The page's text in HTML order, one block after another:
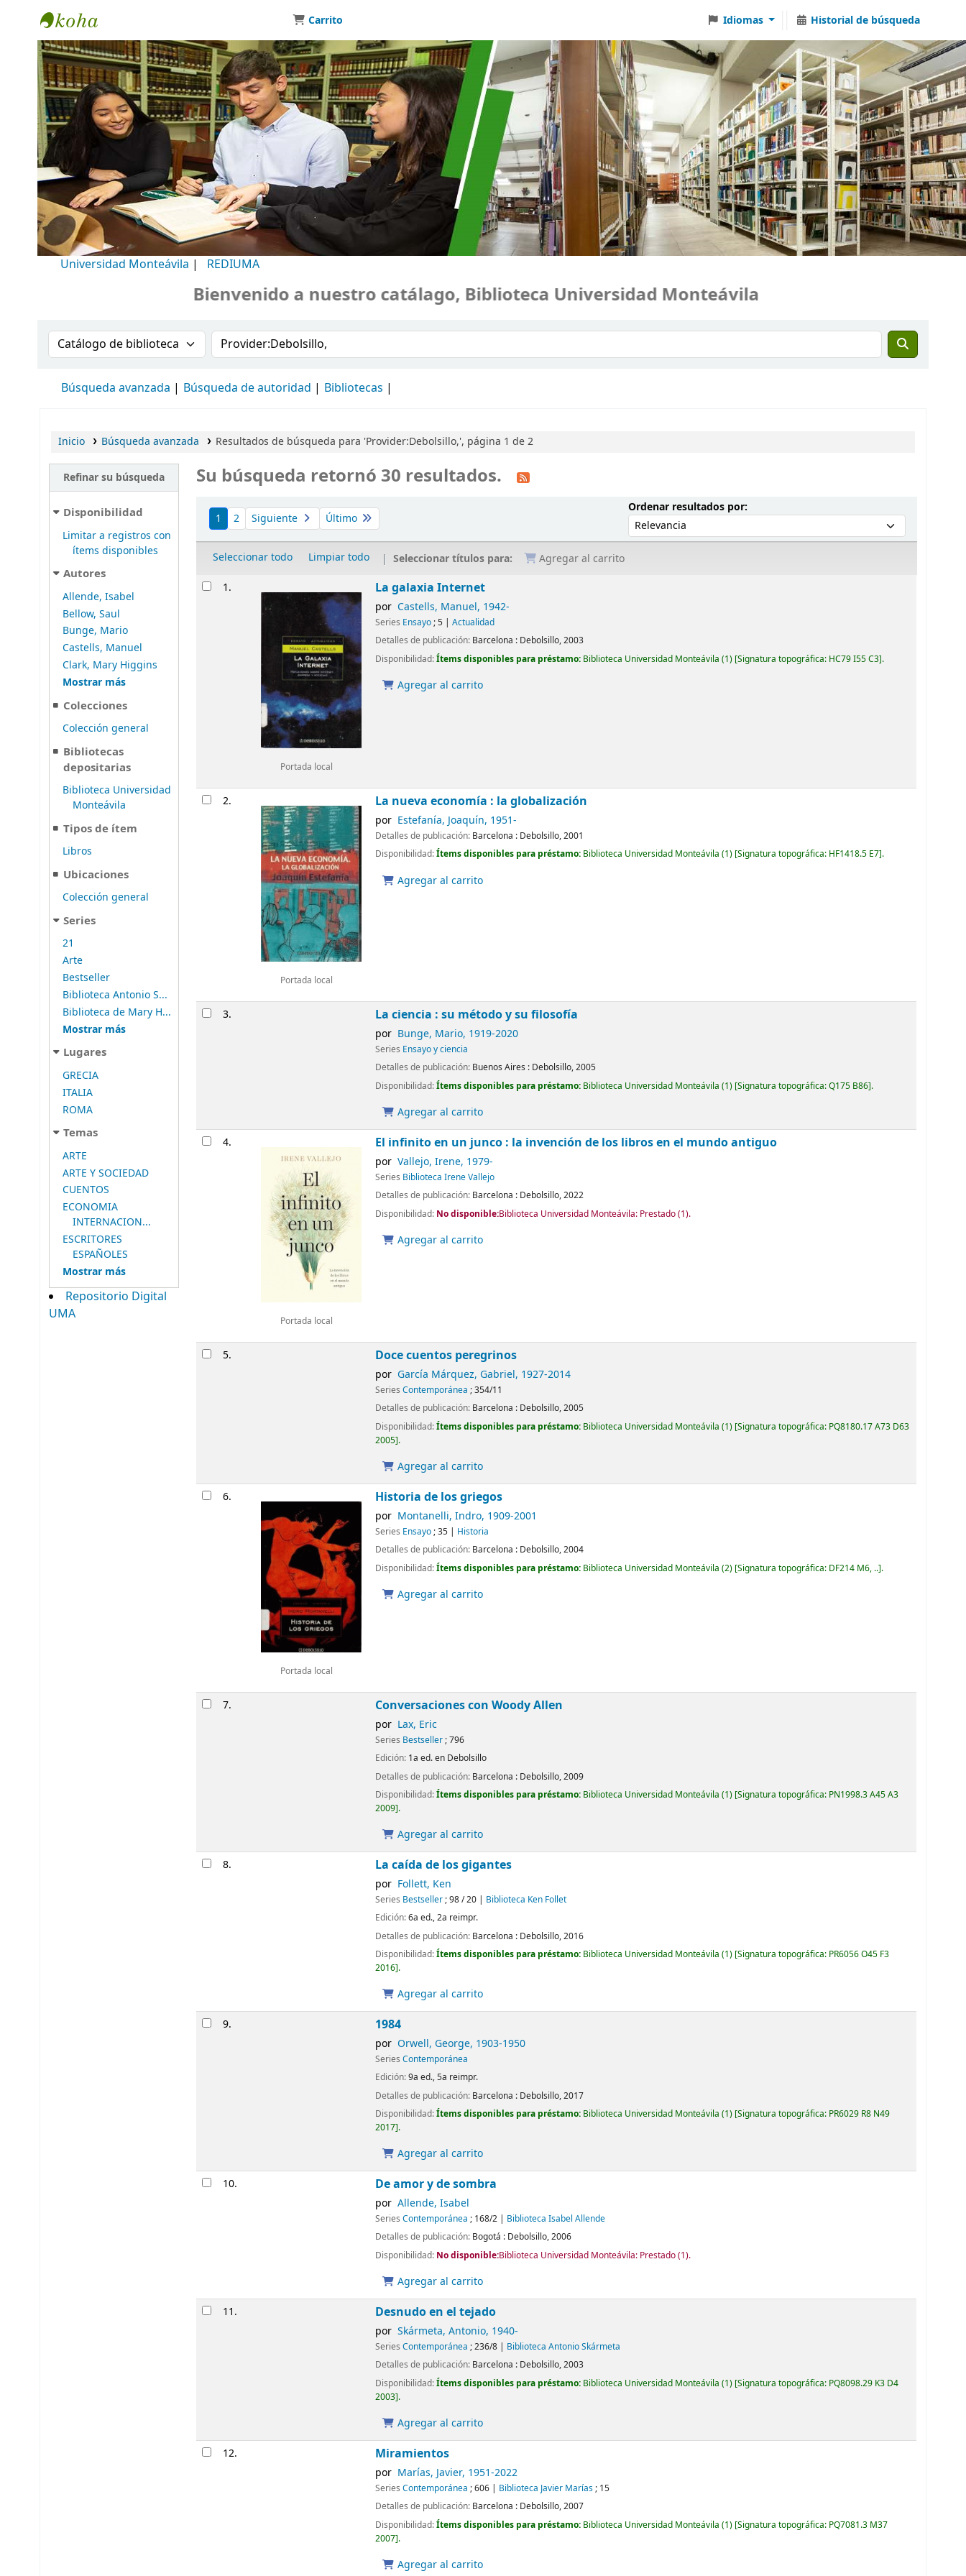
Biblioteca Universidad Monteávila
Carrito Idiomas Historial de búsqueda
Universidad Monteávila | REDIUMA
Bienvenido a nuestro catálago, Biblioteca Universidad Monteávila
Buscar en el catálogo por:Buscar en el catálogo
Búsqueda avanzada Búsqueda de autoridad Bibliotecas
Inicio Búsqueda avanzada Resultados de búsqueda para 'Provider:Debolsillo,', página 1 de 2
Refinar su búsqueda
Disponibilidad
Limitar a registros con
ítems disponibles
Autores
Allende, Isabel
Bellow, Saul
Bunge, Mario
Castells, Manuel
Clark, Mary Higgins
Mostrar más
Colecciones
Colección general
Bibliotecas
depositarias
Biblioteca Universidad
Monteávila
Tipos de ítem
Libros
Ubicaciones
Colección general
Series
21
Arte
Bestseller
Biblioteca Antonio S...
Biblioteca de Mary H...
Mostrar más
Lugares
GRECIA
ITALIA
ROMA
Temas
ARTE
ARTE Y SOCIEDAD
CUENTOS
ECONOMIA
INTERNACION...
ESCRITORES
ESPAÑOLES
Mostrar más
Repositorio Digital
UMA
Su búsqueda retornó 30 resultados.
Ordenar
1 2 Siguiente Último
Ordenar resultados por:Ordenar por:
Seleccionar todo Limpiar todo Seleccionar títulos para: Agregar al carrito
Resultados
1.
Portada local
La galaxia Internet
por Castells, Manuel, 1942-
Series Ensayo; 5 |Actualidad
Detalles de publicación: Barcelona : Debolsillo,2003
Disponibilidad:Ítems disponibles para préstamo: Biblioteca Universidad Monteávila (1) Signatura topográfica: HC79 I55 C3 .
Agregar al carrito
2.
Portada local
La nueva economía : la globalización
por Estefanía, Joaquín, 1951-
Detalles de publicación: Barcelona : Debolsillo,2001
Disponibilidad:Ítems disponibles para préstamo: Biblioteca Universidad Monteávila (1) Signatura topográfica: HF1418.5 E7 .
Agregar al carrito
3. La ciencia : su método y su filosofía
por Bunge, Mario, 1919-2020
Series Ensayo y ciencia
Detalles de publicación: Buenos Aires : Debolsillo,2005
Disponibilidad:Ítems disponibles para préstamo: Biblioteca Universidad Monteávila (1) Signatura topográfica:Q175 B86 .
Agregar al carrito
4.
Portada local
El infinito en un junco : la invención de los libros en el mundo antiguo
por Vallejo, Irene, 1979-
Series Biblioteca Irene Vallejo
Detalles de publicación: Barcelona : Debolsillo,2022
Disponibilidad: No disponible:Biblioteca Universidad Monteávila: Prestado(1).
Agregar al carrito
5. Doce cuentos peregrinos
por García Márquez, Gabriel, 1927-2014
SeriesContemporánea ; 354/11
Detalles de publicación: Barcelona : Debolsillo,2005
Disponibilidad:Ítems disponibles para préstamo: Biblioteca Universidad Monteávila (1) Signatura topográfica: PQ8180.17 A73 D63
2005 .
Agregar al carrito
6.
Portada local
Historia de los griegos
por Montanelli, Indro, 1909-2001
Series Ensayo; 35
Historia
Detalles de publicación: Barcelona : Debolsillo,2004
Disponibilidad:Ítems disponibles para préstamo: Biblioteca Universidad Monteávila (2) Signatura topográfica: DF214 M6, .. .
Agregar al carrito
7. Conversaciones con Woody Allen
por Lax, Eric
Series Bestseller; 796
Edición: 1a ed. en Debolsillo
Detalles de publicación: Barcelona : Debolsillo,2009
Disponibilidad:Ítems disponibles para préstamo: Biblioteca Universidad Monteávila (1) Signatura topográfica: PN1998.3 A45 A3
2009 .
Agregar al carrito
8. La caída de los gigantes
por Follett, Ken
Series Bestseller; 98 / 20
Biblioteca Ken Follet
Edición:6a ed., 2a reimpr.
Detalles de publicación: Barcelona : Debolsillo,2016
Disponibilidad:Ítems disponibles para préstamo: Biblioteca Universidad Monteávila (1) Signatura topográfica: PR6056 O45 F3
2016 .
Agregar al carrito
9. 1984
por Orwell, George, 1903-1950
SeriesContemporánea
Edición:9a ed., 5a reimpr.
Detalles de publicación: Barcelona : Debolsillo,2017
Disponibilidad:Ítems disponibles para préstamo: Biblioteca Universidad Monteávila (1) Signatura topográfica: PR6029 R8 N49
2017 .
Agregar al carrito
10. De amor y de sombra
por Allende, Isabel
SeriesContemporánea ; 168/2
Biblioteca Isabel Allende
Detalles de publicación: Bogotá : Debolsillo,2006
Disponibilidad: No disponible:Biblioteca Universidad Monteávila: Prestado(1).
Agregar al carrito
11. Desnudo en el tejado
por Skármeta, Antonio, 1940-
SeriesContemporánea ; 236/8
Biblioteca Antonio Skármeta
Detalles de publicación: Barcelona : Debolsillo,2003
Disponibilidad:Ítems disponibles para préstamo: Biblioteca Universidad Monteávila (1) Signatura topográfica: PQ8098.29 K3 D4
2003 .
Agregar al carrito
12. Miramientos
por Marías, Javier, 1951-2022
SeriesContemporánea ; 606 Biblioteca Javier Marías; 15
Detalles de publicación: Barcelona : Debolsillo,2007
Disponibilidad:Ítems disponibles para préstamo: Biblioteca Universidad Monteávila (1) Signatura topográfica: PQ7081.3 M37
2007 .
Agregar al carrito